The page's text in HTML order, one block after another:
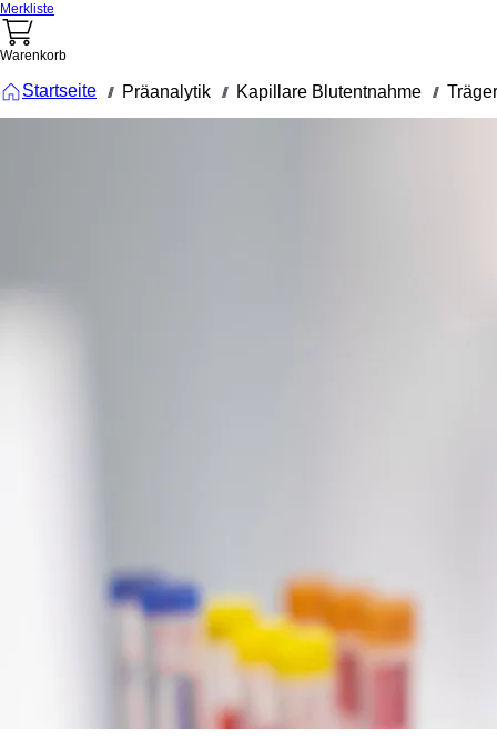
Merkliste
Warenkorb
Startseite /// Präanalytik /// Kapillare Blutentnahme ///